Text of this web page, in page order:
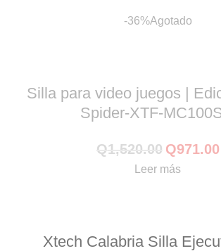
-36%Agotado
Silla para video juegos |
Spider-XTF-
Q1,520.00 Q971.00
Leer más
Xtech Calabria Silla